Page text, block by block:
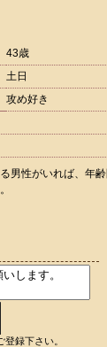
43歳
土日
攻め好き
男性がいれば、年